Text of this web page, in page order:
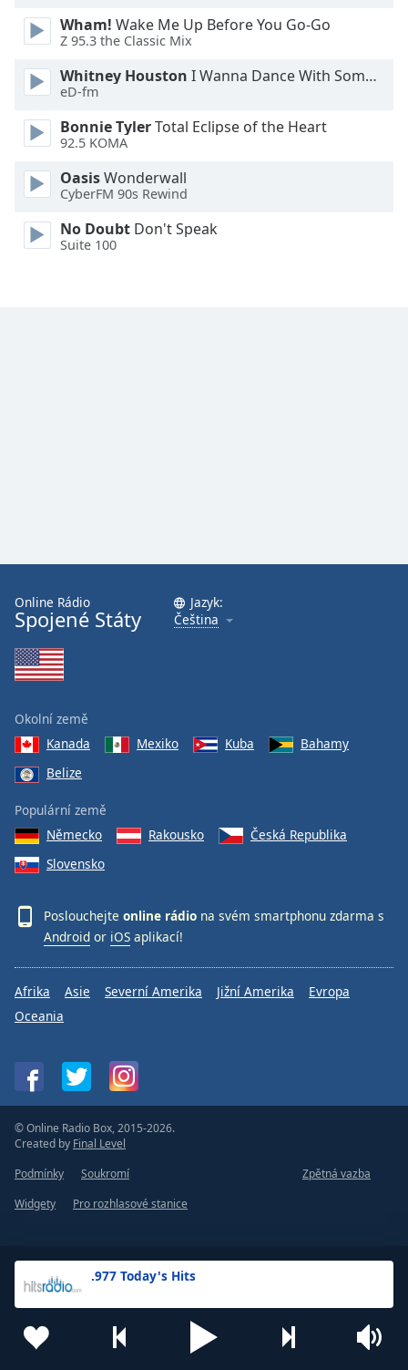
Style
Font
Family
Reset
.977 Today's Hits
Wham! Wake Me Up Before You Go-Go
Z 95.3 the Classic Mix
Whitney Houston I Wanna Dance With Somebody
eD-fm
Bonnie TylerTotal Eclipse of the Heart
92.5 KOMA
OasisWonderwall
CyberFM 90s Rewind
No Doubt Don't Speak
Suite 100
Online Rádio
Spojené Státy
Jazyk:
Čeština
Okolní země
Kanada
Mexiko Kuba
Bahamy
Belize
Populární země
Německo
Rakousko
Česká Republika
Slovensko
Poslouchejte online rádio na svém smartphonu zdarma s
Android or iOS aplikací!
Afrika Asie Severní Amerika Jižní Amerika
Evropa
Oceania
© Online Radio Box, 2015-2026.
Created by Final Level
Podmínky
Soukromí
Zpětná vazba
Widgety
Pro rozhlasové stanice